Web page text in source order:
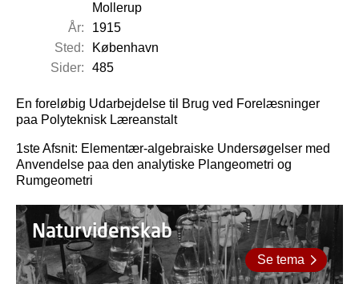
Mollerup
År:
1915
Sted:
København
Sider:
485
En foreløbig Udarbejdelse til Brug ved Forelæsninger
paa Polyteknisk Læreanstalt
1ste Afsnit: Elementær-algebraiske Undersøgelser med
Anvendelse paa den analytiske Plangeometri og
Rumgeometri
Naturvidenskab
Se tema